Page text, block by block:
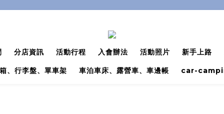
分店資訊 活動行程 入會辦法 活動照片 新手上路
、行李盤、單車架 車泊車床、露營車、車邊帳 car-